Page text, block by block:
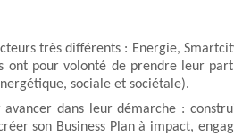
très différents : Energie,
ont pour volonté de prendre leur
sociale et sociétale).
avancer dans leur démarche :
son Business Plan à impact,